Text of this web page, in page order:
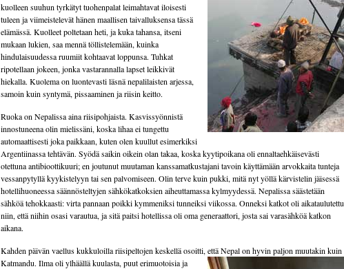
kuolleen suuhun tyrkätyt tuohenpalat leimahtavat iloisesti
tuleen ja viimeistelevät hänen maallisen taivalluksensa tässä
elämässä. Kuolleet poltetaan heti, ja kuka tahansa, itseni
mukaan lukien, saa mennä töllistelemään, kuinka
hindulaisuudessa ruumiit kohtaavat loppunsa. Tuhkat
ripotellaan jokeen, jonka vastarannalla lapset leikkivät
hiekalla. Kuolema on luontevasti läsnä nepalilaisten arjessa,
samoin kuin syntymä, pissaaminen ja riisin keitto.
Ruoka on Nepalissa aina riisipohjaista. Kasvissyönnistä
innostuneena olin mielissäni, koska lihaa ei tungettu
automaattisesti joka paikkaan, kuten olen kuullut esimerkiksi
Argentiinassa tehtävän. Syödä saikin oikein olan takaa, koska kyytipoikana oli ennaltaehkäisevästi
otettuna antibioottikuuri; en joutunut muutaman kanssamatkustajani tavoin käyttämään arvokkaita tunteja
vessanpytyllä kyykistelyyn tai sen palvomiseen. Olin terve kuin pukki, mitä nyt yöllä kärvistelin jäisessä
hotellihuoneessa säännösteltyjen sähkökatkoksien aiheuttamassa kylmyydessä. Nepalissa säästetään
sähköä tehokkaasti: virta pannaan poikki kymmeniksi tunneiksi viikossa. Onneksi katkot oli aikataulutettu
niin, että niihin osasi varautua, ja sitä paitsi hotellissa oli oma generaattori, josta sai varasähköä katkon
aikana.
Kahden päivän vaellus kukkuloilla riisipeltojen keskellä osoitti, ettäNepal on hyvin paljon muutakin kuin
Katmandu. Ilma oli ylhäällä kuulasta, puut erimuotoisia ja